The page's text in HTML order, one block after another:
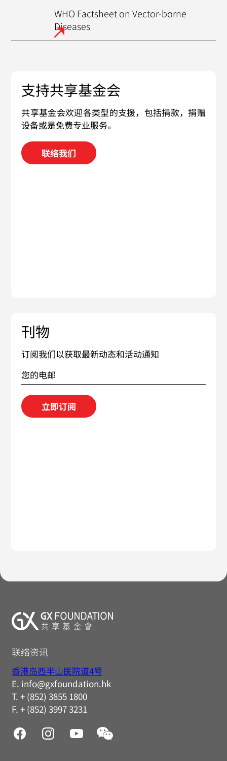
WHO Factsheet on Vector-borne
Diseases
支持共享基金会
共享基金会欢迎各类型的支援，包括捐款，捐赠
设备或是免费专业服务。
联络我们
刊物
订阅我们以获取最新动态和活动通知
立即订阅
联络资讯
香港岛西半山医院道4号
E. info@gxfoundation.hk
T. + (852) 3855 1800
F. + (852) 3997 3231